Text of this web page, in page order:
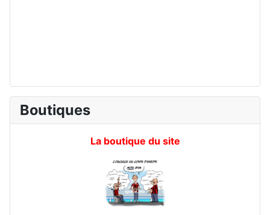
Boutiques
La boutique du site